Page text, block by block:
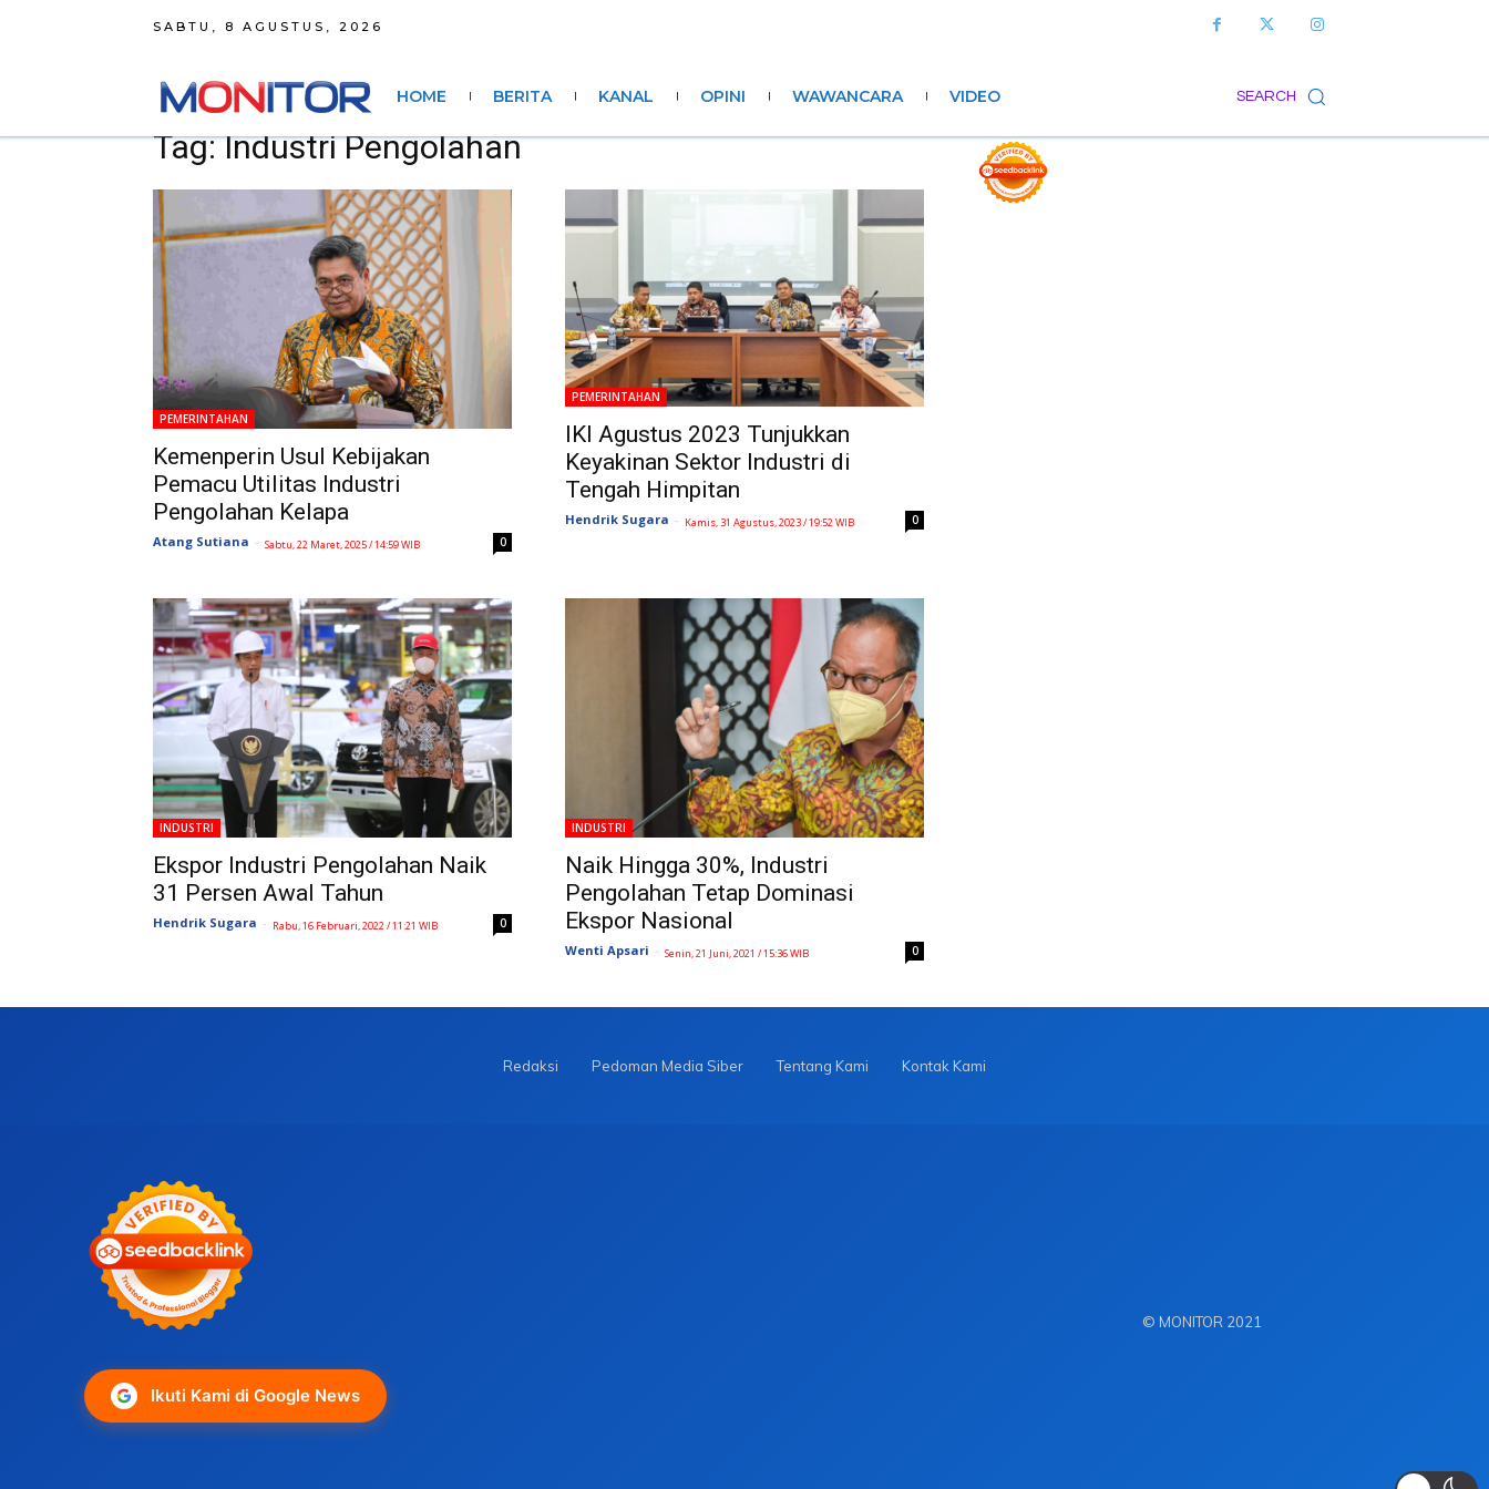
SABTU, 8 AGUSTUS, 2026
SEARCH
HOME BERITA KANAL OPINI WAWANCARA VIDEO
Tag: Industri Pengolahan
PEMERINTAHAN
Kemenperin Usul Kebijakan
Pemacu Utilitas Industri
Pengolahan Kelapa
Atang Sutiana - Sabtu, 22 Maret, 2025 / 14:59 WIB 0
PEMERINTAHAN
IKI Agustus 2023 Tunjukkan
Keyakinan Sektor Industri di
Tengah Himpitan
Hendrik Sugara - Kamis, 31 Agustus, 2023 / 19:52 WIB 0
INDUSTRI
Ekspor Industri Pengolahan Naik
31 Persen Awal Tahun
Hendrik Sugara - Rabu, 16 Februari, 2022 / 11:21 WIB 0
INDUSTRI
Naik Hingga 30%, Industri
Pengolahan Tetap Dominasi
Ekspor Nasional
Wenti Apsari - Senin, 21 Juni, 2021 / 15:36 WIB 0
Redaksi Pedoman Media Siber Tentang Kami Kontak Kami
Ikuti Kami di Google News
© MONITOR 2021